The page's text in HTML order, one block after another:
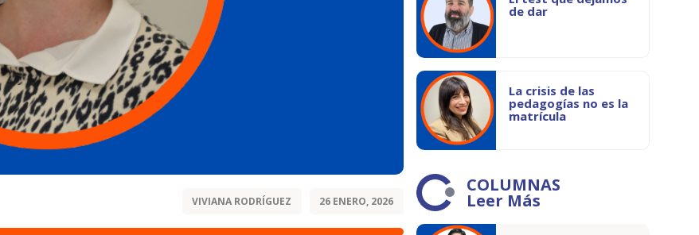
VIVIANA RODRÍGUEZ 26 ENERO, 2026
de dar
La crisis de las
pedagogías no es la
matrícula
COLUMNAS
Leer Más